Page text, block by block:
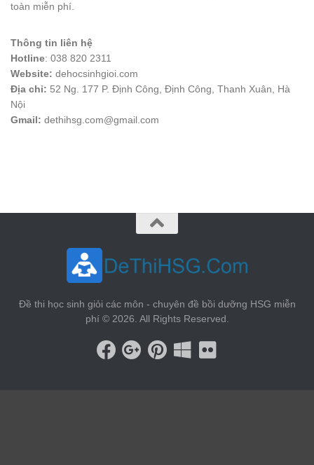
toàn miễn phí.
Thông tin liên hệ
Hotline: 038 820 2311
Website: dehocsinhgioi.com
Địa chỉ: 52 Ng. 177 P. Định Công, Định Công, Thanh Xuân, Hà
Nội
Gmail: dethihsg.com@gmail.com
Đề thi học sinh giỏi các môn - chuyên đề bồi dưỡng HSG miễn
phí © 2026. All Rights Reserved.